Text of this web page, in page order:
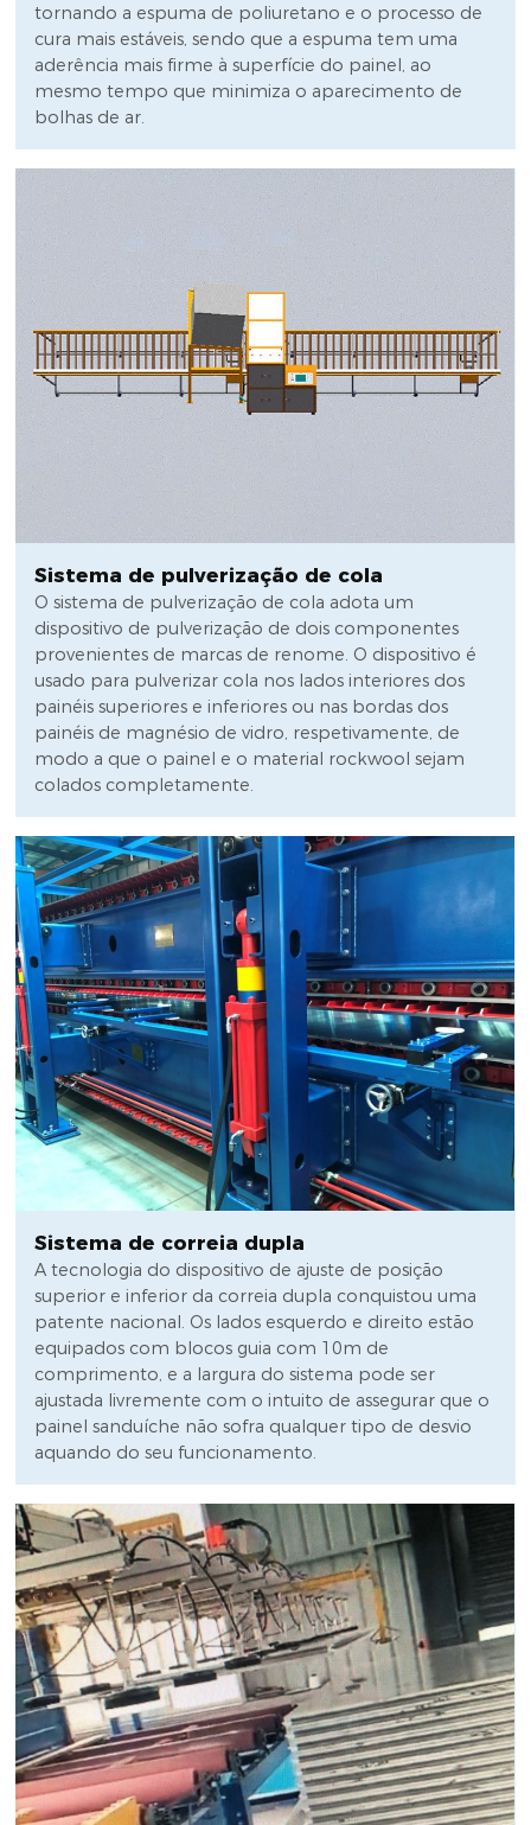
tornando a espuma de poliuretano e o processo de
cura mais estáveis, sendo que a espuma tem uma
aderência mais firme à superfície do painel, ao
mesmo tempo que minimiza o aparecimento de
bolhas de ar.
Sistema de pulverização de cola
O sistema de pulverização de cola adota um
dispositivo de pulverização de dois componentes
provenientes de marcas de renome. O dispositivo é
usado para pulverizar cola nos lados interiores dos
painéis superiores e inferiores ou nas bordas dos
painéis de magnésio de vidro, respetivamente, de
modo a que o painel e o material rockwool sejam
colados completamente.
Sistema de correia dupla
A tecnologia do dispositivo de ajuste de posição
superior e inferior da correia dupla conquistou uma
patente nacional. Os lados esquerdo e direito estão
equipados com blocos guia com 10m de
comprimento, e a largura do sistema pode ser
ajustada livremente com o intuito de assegurar que o
painel sanduíche não sofra qualquer tipo de desvio
aquando do seu funcionamento.